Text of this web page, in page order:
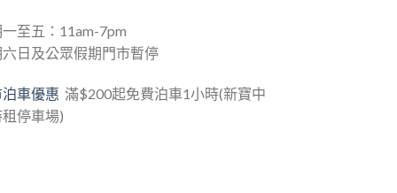
至五：11am-7pm
六日及公眾假期門市暫停
車優惠 滿$200起免費泊車1小時(新寶中
停車場)